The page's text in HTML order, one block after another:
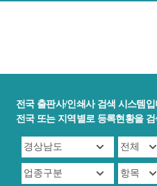
전국 출판사/인쇄사 검색 시스템입
전국 또는 지역별로 등록현황을